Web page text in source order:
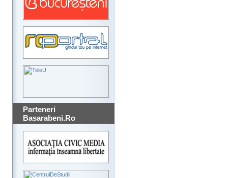
Parteneri
Basarabeni.Ro